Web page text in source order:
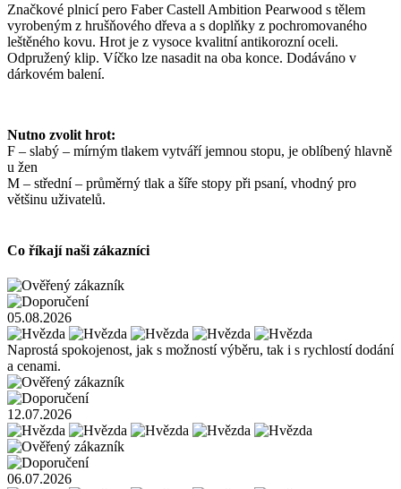
Značkové plnicí pero Faber Castell Ambition Pearwood s tělem
vyrobeným z hrušňového dřeva a s doplňky z pochromovaného
leštěného kovu. Hrot je z vysoce kvalitní antikorozní oceli.
Odpružený klip. Víčko lze nasadit na oba konce. Dodáváno v
dárkovém balení.
Nutno zvolit hrot:
F – slabý – mírným tlakem vytváří jemnou stopu, je oblíbený hlavně
u žen
M – střední – průměrný tlak a šíře stopy při psaní, vhodný pro
většinu uživatelů.
Co říkají naši zákazníci
05.08.2026
Naprostá spokojenost, jak s možností výběru, tak i s rychlostí dodání
a cenami.
12.07.2026
06.07.2026